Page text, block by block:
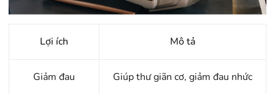
Lợi ích Mô tả
Giảm đau Giúp thư giãn cơ, giảm đau nhức